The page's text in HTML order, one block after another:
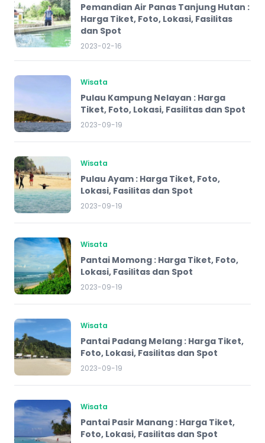
Pemandian Air Panas Tanjung Hutan :
Harga Tiket, Foto, Lokasi, Fasilitas
dan Spot
2023-02-16
Wisata
Pulau Kampung Nelayan : Harga
Tiket, Foto, Lokasi, Fasilitas dan Spot
2023-09-19
Wisata
Pulau Ayam : Harga Tiket, Foto,
Lokasi, Fasilitas dan Spot
2023-09-19
Wisata
Pantai Momong : Harga Tiket, Foto,
Lokasi, Fasilitas dan Spot
2023-09-19
Wisata
Pantai Padang Melang : Harga Tiket,
Foto, Lokasi, Fasilitas dan Spot
2023-09-19
Wisata
Pantai Pasir Manang : Harga Tiket,
Foto, Lokasi, Fasilitas dan Spot